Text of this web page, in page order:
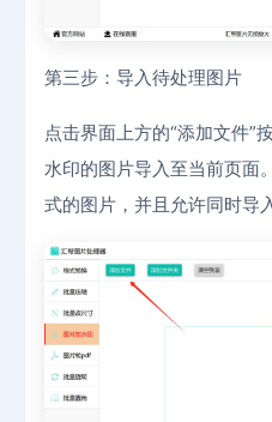
第三步：导入待处理图片
点击界面上方的“添加文件”
水印的图片导入至当前页面
式的图片，并且允许同时导